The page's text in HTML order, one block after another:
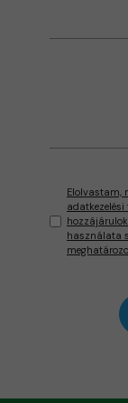
Elolvastam,
használata